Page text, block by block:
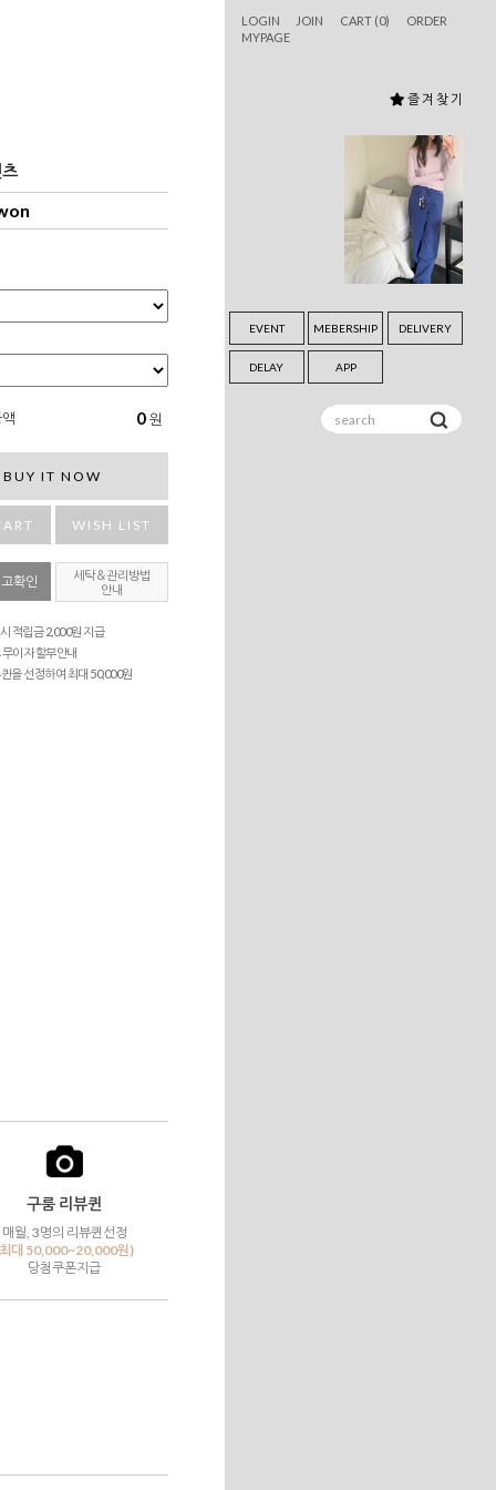
LOGIN JOIN CART (0)
ORDER
MYPAGE
즐 겨 찾 기
EVENT MEBERSHIP DELIVERY
DELAY APP
0 원
BUY IT NOW
WISH LIST
확인
세탁＆관리방법
안내
적립금 2,000원 지급
이자 할부안내
을 선정하여 최대 50,000원
구룸 리뷰퀸
매월, 3명의 리뷰퀸선정
대 50,000~20,000원)
당첨쿠폰지급